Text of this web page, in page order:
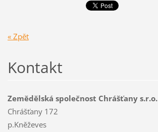
« Zpět
Kontakt
Zemědělská společnost Chrášťany s.r.o.
Chrášťany 172
p.Kněževes